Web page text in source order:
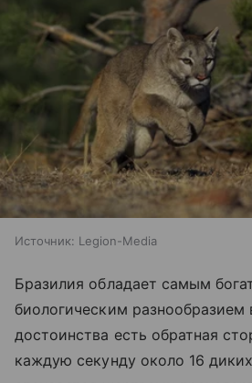
Источник: Legion-Media
Бразилия обладает самым
биологическим разнообразием
достоинства есть обратная
каждую секунду около 16